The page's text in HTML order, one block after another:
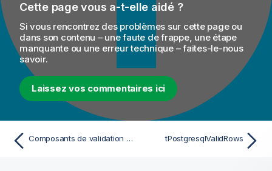
Cette page vous a-t-elle aidé ?
Si vous rencontrez des problèmes sur cette page ou
dans son contenu – une faute de frappe, une étape
manquante ou une erreur technique – faites-le-nous
savoir.
Laissez vos commentaires ici
Composants de validation PostgreSQL tPostgresqlValidRows